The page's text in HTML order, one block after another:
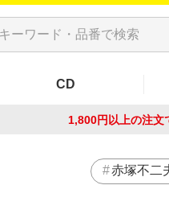
CD
1,800円以上の注文
赤塚不二